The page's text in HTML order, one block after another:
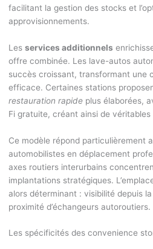
facilitant la gestion des stocks et
approvisionnements.
Les services additionnels
offre combinée. Les lave-autos
succès croissant, transformant une
efficace. Certaines stations
restauration rapideplus élaborées,
Fi gratuite, créant ainsi de véritables
Ce modèle répond particulièrement
automobilistes en déplacement
axes routiers interurbains
implantations stratégiques.
alors déterminant : visibilité depuis
proximité d’échangeurs autoroutiers.
Les spécificités des convenience